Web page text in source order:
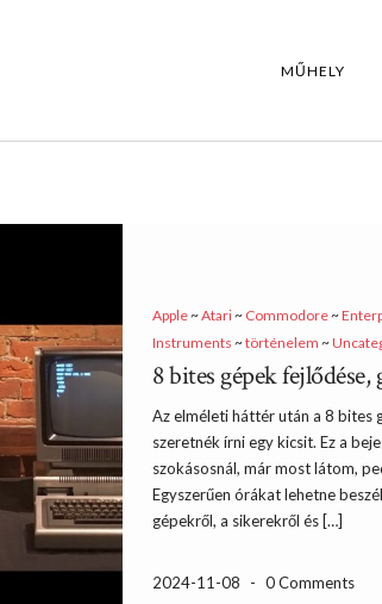
MŰHELY
Apple~Atari~ Commodore~
Instruments ~történelem ~
8 bites gépek fejlődése,
Az elméleti háttér után a 8 bites
szeretnék írni egy kicsit. Ez a
szokásosnál, már most látom,
Egyszerűen órákat lehetne
gépekről, a sikerekről és […]
2024-11-08 - 0 Comments